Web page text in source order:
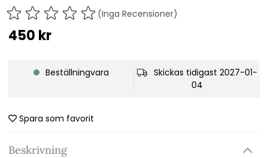
(Inga Recensioner)
450 kr
Beställningvara
Skickas tidigast 2027-01-
04
Spara som favorit
Beskrivning